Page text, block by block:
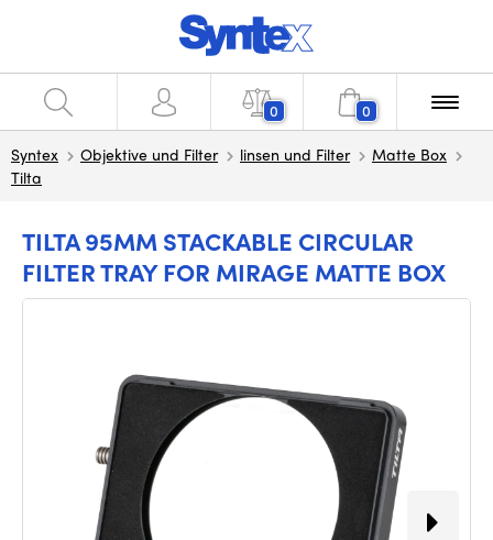
0 0
Syntex Objektive und Filter linsen und Filter
Matte Box
Tilta
TILTA 95MM STACKABLE CIRCULAR
FILTER TRAY FOR MIRAGE MATTE BOX